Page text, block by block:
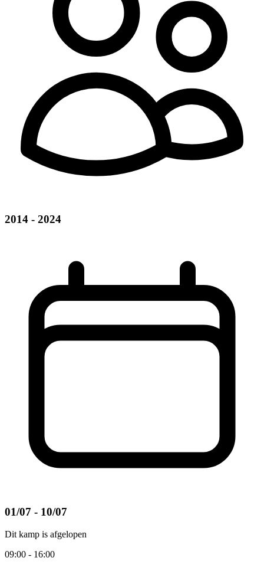
2014 - 2024
01/07 - 10/07
Dit kamp is afgelopen
09:00 - 16:00